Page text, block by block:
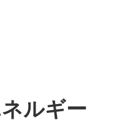
ルギー